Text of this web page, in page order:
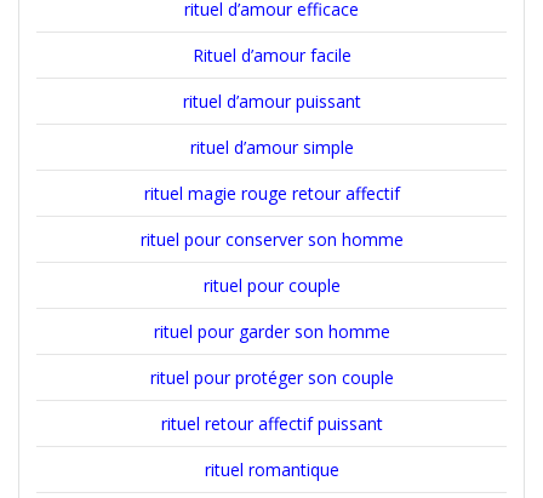
rituel d’amour efficace
Rituel d’amour facile
rituel d’amour puissant
rituel d’amour simple
rituel magie rouge retour affectif
rituel pour conserver son homme
rituel pour couple
rituel pour garder son homme
rituel pour protéger son couple
rituel retour affectif puissant
rituel romantique